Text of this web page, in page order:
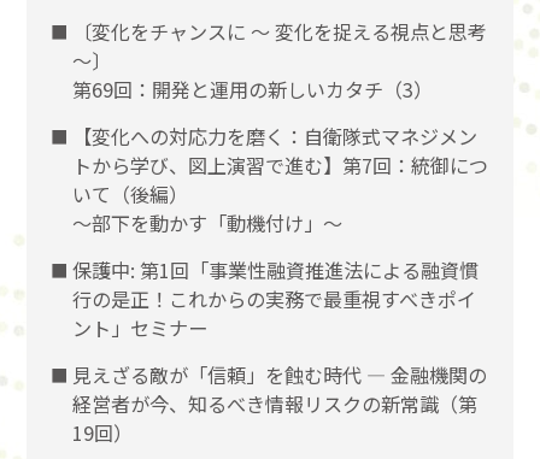
〔変化をチャンスに 〜 変化を捉える視点と思考
〜〕
第69回：開発と運用の新しいカタチ（3）
【変化への対応力を磨く：自衛隊式マネジメン
トから学び、図上演習で進む】第7回：統御につ
いて（後編）
〜部下を動かす「動機付け」〜
保護中: 第1回「事業性融資推進法による融資慣
行の是正！これからの実務で最重視すべきポイ
ント」セミナー
見えざる敵が「信頼」を蝕む時代 ― 金融機関の
経営者が今、知るべき情報リスクの新常識（第
19回）